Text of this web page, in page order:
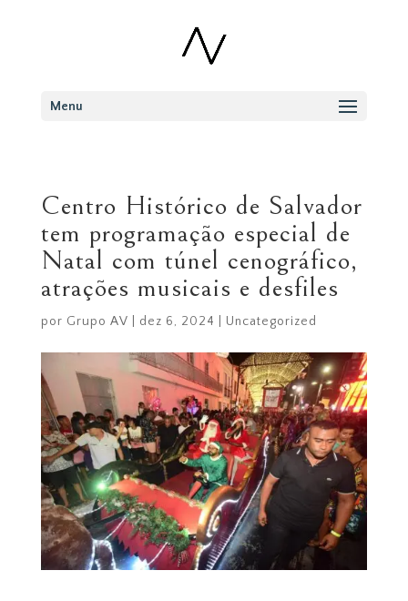
Menu
Centro Histórico de Salvador
tem programação especial de
Natal com túnel cenográfico,
atrações musicais e desfiles
por Grupo AV dez 6, 2024 Uncategorized